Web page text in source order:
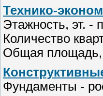
Технико-
Этажность, эт. -
Количество
Общая площадь,
Фундаменты -